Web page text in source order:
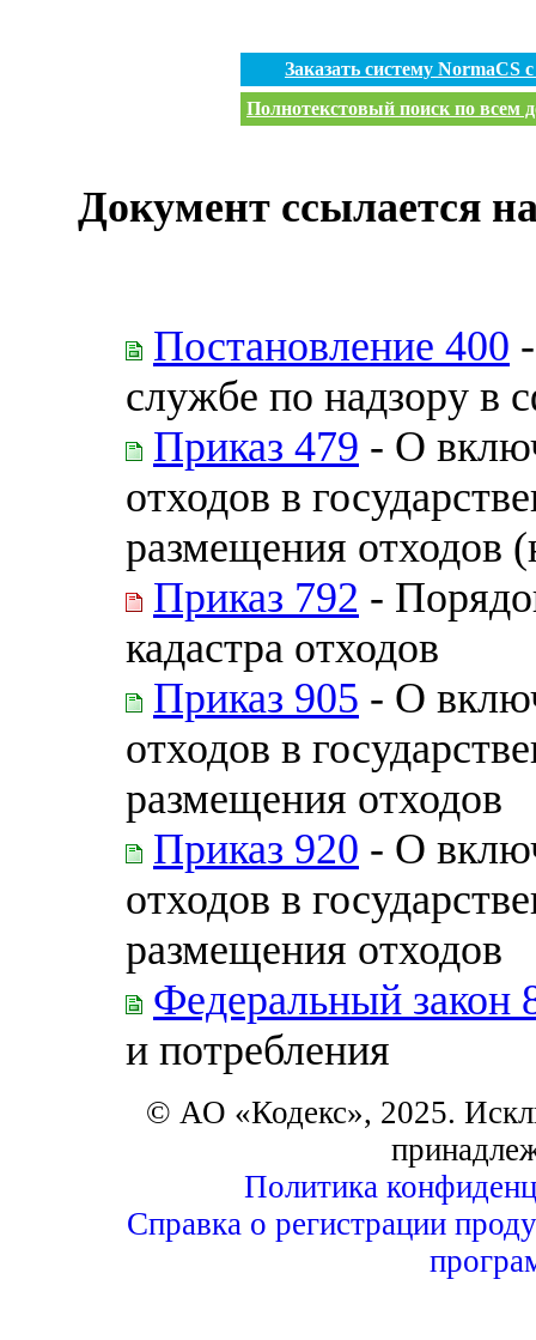
Заказать систему
Полнотекстовый поиск по всем
Документ ссылается
Постановление 400
службе по надзору в
Приказ 479 - О
отходов в
размещения отходов
Приказ 792 -
кадастра отходов
Приказ 905 - О
отходов в
размещения отходов
Приказ 920 - О
отходов в
размещения отходов
Федеральный закон
и потребления
© АО «Кодекс», 2025.
Политика
Справка о регистрации